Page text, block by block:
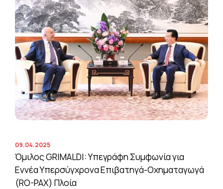
09.04.2025
Όμιλος GRIMALDI: Υπεγράφη Συμφωνία για
Εννέα Υπερσύγχρονα Επιβατηγά-Οχηματαγωγά
(RO-PAX) Πλοία